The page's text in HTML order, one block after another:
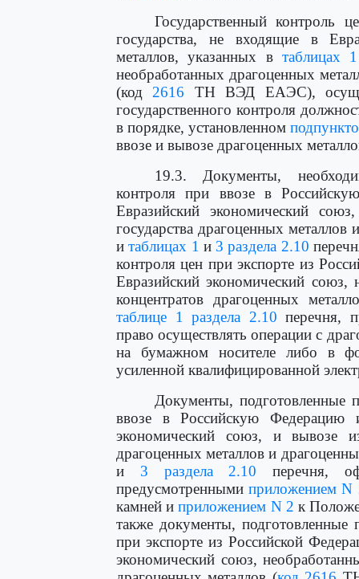
Государственный контроль
государства, не входящие в
металлов, указанных в таблицах 1
необработанных драгоценных
(код 2616 ТН ВЭД ЕАЭС),
государственного контроля
в порядке, установленном
ввозе и вывозе драгоценных
19.3. Документы,
контроля при ввозе в
Евразийский экономический
государства драгоценных
итаблицах 1 и 3 раздела 2.10
контроля цен при экспорте из
Евразийский экономический
концентратов драгоценных
таблице 1 раздела 2.10 перечня,
право осуществлять операции с
на бумажном носителе либо в
усиленной квалифицированной
Документы, подготовленные
ввозе в Российскую Федерацию
экономический союз, и вывозе
драгоценных металлов и
и 3 раздела 2.10 перечня,
предусмотреннымиприложением N
камней иприложением N 2 к
также документы, подготовленные
при экспорте из Российской
экономический союз,